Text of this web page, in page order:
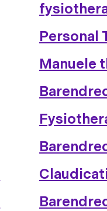
Personal
Manuele